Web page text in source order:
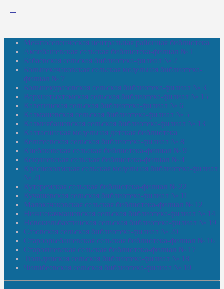
Межпоселенческая центральная районная библиотека
Амзибашевская сельская библиотека-филиал № 1
Бабаевская сельская библиотека-филиал № 2
Большекачаковская сельская модельная библиотека-
филиал № 7
Большекуразовская сельская библиотека-филиал № 3
Верхнетыхтемская сельская библиотека-филиал № 15
Калегинская сельская библиотека-филиал № 6
Калмашевская сельская библиотека-филиал № 5
Калмиябашевская сельская библиотека-филиал № 13
Калтасинская модельная детская библиотека
Кельтеевская сельская библиотека-филиал № 8
Киебаковская сельская библиотека-филиал № 9
Кокушевская сельская библиотека-филиал № 4
Краснохолмская сельская модельная библиотека-филиал
№ 21
Кутеремская сельская библиотека-филиал № 22
Кучашевская сельская библиотека-филиал № 11
Малокачаковская сельская библиотека-филиал № 12
Нижнекачмашевская сельская библиотека-филиал № 14
Новокильбахтинская сельская библиотека-филиал № 19
Сазовская сельская библиотека-филиал № 20
Староорьебашевская сельская библиотека-филиал № 16
Старояшевская сельская библиотека-филиал № 17
Тюльдинская сельская библиотека-филиал № 18
Чилибеевская сельская библиотека-филиал № 10